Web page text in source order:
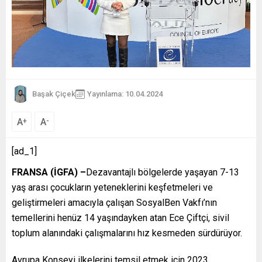
Başak Çiçek Yayınlama: 10.04.2024
A+ A-
[ad_1]
FRANSA (İGFA) –Dezavantajlı bölgelerde yaşayan 7-13
yaş arası çocukların yeteneklerini keşfetmeleri ve
geliştirmeleri amacıyla çalışan SosyalBen Vakfı’nın
temellerini henüz 14 yaşındayken atan Ece Çiftçi, sivil
toplum alanındaki çalışmalarını hız kesmeden sürdürüyor.
Avrupa Konseyi ilkelerini temsil etmek için 2023